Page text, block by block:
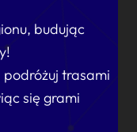
budując
trasami
się grami